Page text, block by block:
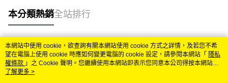
本分類熱銷全站排行
熱門標籤
本網站中使用 cookie，欲查詢有關本網站使用 cookie 方式之詳情，及若您不希
望在電腦上使用 cookie 時應如何變更電腦的 cookie 設定，請參閱本網站「 隱私
權條款 」之 Cookie 聲明。您繼續使用本網站即表示您同意本公司得按本網站使
用條款之 Cookie 聲明使用 cookie。
了解更多 >